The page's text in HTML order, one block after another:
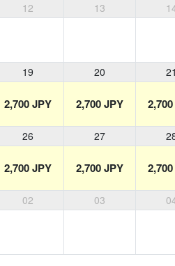
12 13
19 20 21
2,700 JPY 2,700 JPY
26 27
2,700 JPY 2,700 JPY
02 03